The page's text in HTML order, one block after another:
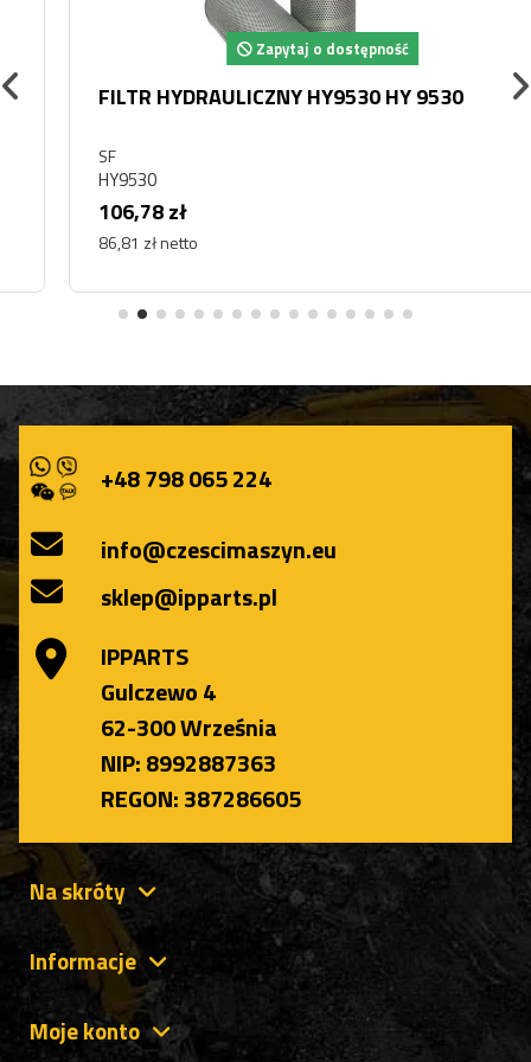
Zapytaj o dostępność
FILTR HYDRAULICZNY HY9530 HY 9530
HY9530
106,78 zł
86,81 zł netto
+48 798 065 224
info@czescimaszyn.eu
sklep@ipparts.pl
IPPARTS
Gulczewo 4
62-300 Września
NIP: 8992887363
REGON: 387286605
Na skróty
Informacje
Moje konto